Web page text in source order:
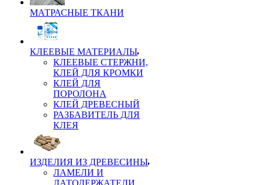
МАТРАСНЫЕ ТКАНИ
КЛЕЕВЫЕ МАТЕРИАЛЫ
КЛЕЕВЫЕ СТЕРЖНИ,
КЛЕЙ ДЛЯ КРОМКИ
КЛЕЙ ДЛЯ
ПОРОЛОНА
КЛЕЙ ДРЕВЕСНЫЙ
РАЗБАВИТЕЛЬ ДЛЯ
КЛЕЯ
ИЗДЕЛИЯ ИЗ ДРЕВЕСИНЫ
ЛАМЕЛИ И
ЛАТОДЕРЖАТЕЛИ